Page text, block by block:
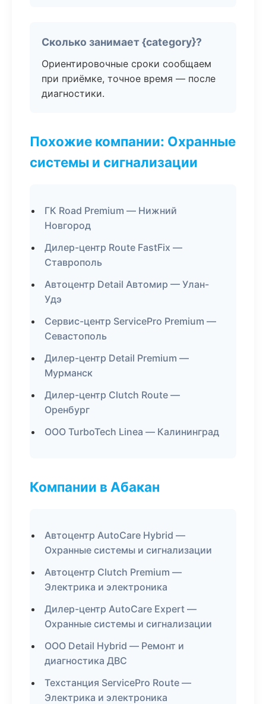
Сколько занимает {category}?
Ориентировочные сроки сообщаем
при приёмке, точное время — после
диагностики.
Похожие компании: Охранные
системы и сигнализации
ГК Road Premium — Нижний
Новгород
Дилер-центр Route FastFix —
Ставрополь
Автоцентр Detail Автомир — Улан-
Удэ
Сервис-центр ServicePro Premium —
Севастополь
Дилер-центр Detail Premium —
Мурманск
Дилер-центр Clutch Route —
Оренбург
ООО TurboTech Linea — Калининград
Компании в Абакан
Автоцентр AutoCare Hybrid —
Охранные системы и сигнализации
Автоцентр Clutch Premium —
Электрика и электроника
Дилер-центр AutoCare Expert —
Охранные системы и сигнализации
ООО Detail Hybrid — Ремонт и
диагностика ДВС
Техстанция ServicePro Route —
Электрика и электроника